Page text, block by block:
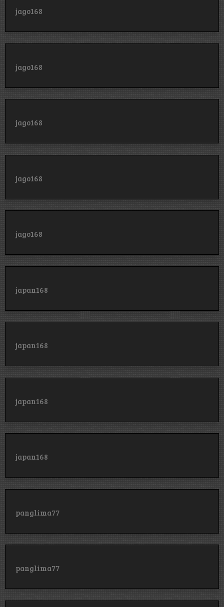
jago168
jago168
jago168
jago168
jago168
japan168
japan168
japan168
japan168
panglima77
panglima77